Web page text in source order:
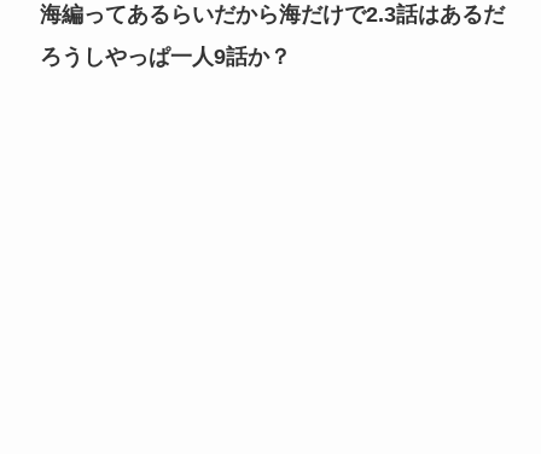
海編ってあるらいだから海だけで2.3話はあるだ
ろうしやっぱ一人9話か？